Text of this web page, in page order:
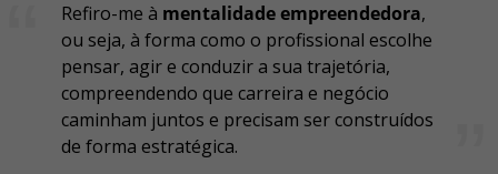
Refiro-me à mentalidade empreendedora,
ou seja, à forma como o profissional escolhe
pensar, agir e conduzir a sua trajetória,
compreendendo que carreira e negócio
caminham juntos e precisam ser construídos
de forma estratégica.